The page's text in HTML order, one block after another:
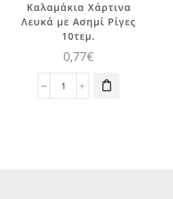
Καλαμάκια Χάρτινα
Λευκά με Ασημί Ρίγες
10τεμ.
0,77€
Καλαμάκια